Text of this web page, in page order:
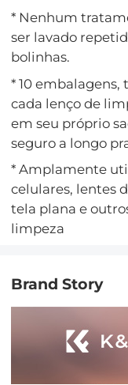
* Nenhum
ser lavado
bolinhas.
* 10 embalagens,
cada lenço de
em seu próprio
seguro a longo
* Amplamente
celulares, lentes
tela plana e
limpeza
Brand Story